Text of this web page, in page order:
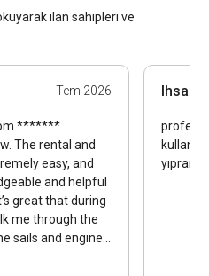
ilan sahipleri ve
Tem 2026
*******
The rental and
easy, and
and helpful
me through the
sails and engine,
on board
Ihsan